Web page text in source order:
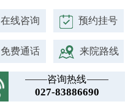
在线咨询 预约挂号
免费通话 来院路线
咨询热线
027-83886690